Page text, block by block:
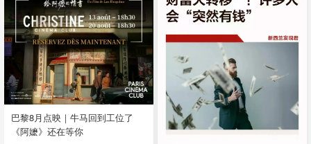
巴黎8月点映｜牛马回到工位了
《阿嬷》还在等你